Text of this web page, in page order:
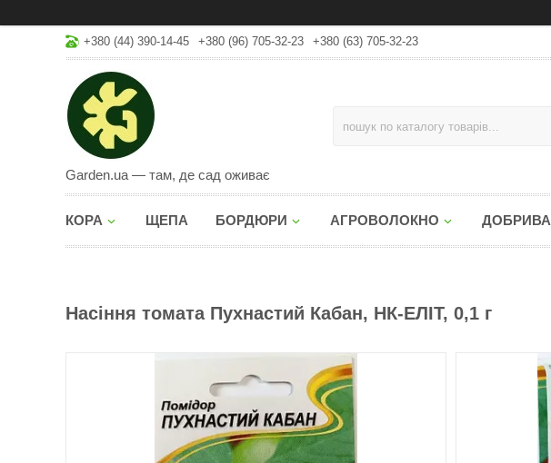
+380 (44) 390-14-45 +380 (96) 705-32-23 +380 (63) 705-32-23
Garden.ua — там, де сад оживає
КОРА ЩЕПА БОРДЮРИ АГРОВОЛОКНО ДОБРИВА
Насіння томата Пухнастий Кабан, НК-ЕЛІТ, 0,1 г